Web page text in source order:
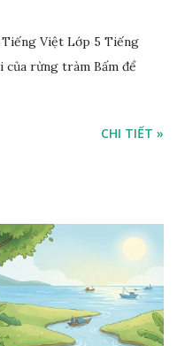
Việt Lớp 5 Tiếng
của rừng tràm Bấm để
CHI TIẾT »